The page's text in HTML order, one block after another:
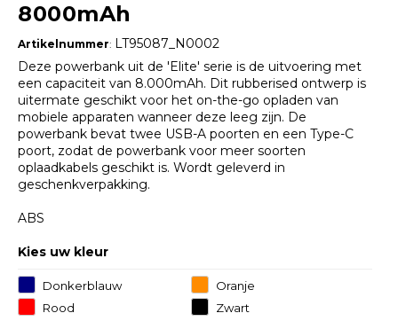
8000mAh
Artikelnummer: LT95087_N0002
Deze powerbank uit de 'Elite' serie is de uitvoering met
een capaciteit van 8.000mAh. Dit rubberised ontwerp is
uitermate geschikt voor het on-the-go opladen van
mobiele apparaten wanneer deze leeg zijn. De
powerbank bevat twee USB-A poorten en een Type-C
poort, zodat de powerbank voor meer soorten
oplaadkabels geschikt is. Wordt geleverd in
geschenkverpakking.
ABS
Kies uw kleur
Donkerblauw
Oranje
Rood
Zwart